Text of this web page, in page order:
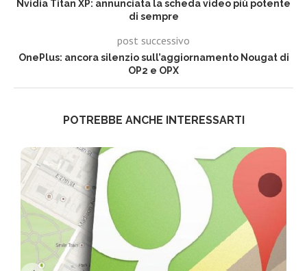
Nvidia Titan XP: annunciata la scheda video più potente
di sempre
post successivo
OnePlus: ancora silenzio sull’aggiornamento Nougat di
OP2 e OPX
POTREBBE ANCHE INTERESSARTI